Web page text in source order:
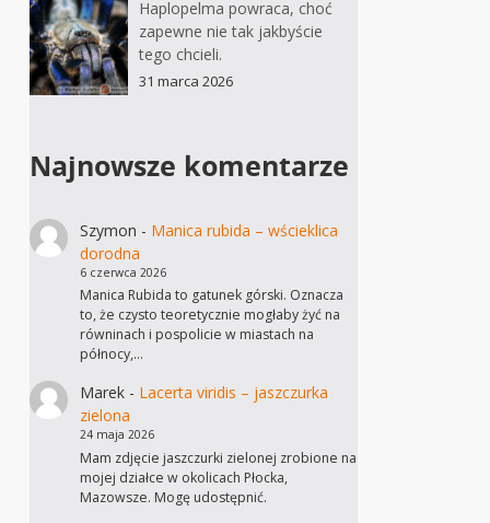
Haplopelma powraca, choć
zapewne nie tak jakbyście
tego chcieli.
31 marca 2026
Najnowsze komentarze
Szymon - Manica rubida – wścieklica
dorodna
6 czerwca 2026
Manica Rubida to gatunek górski. Oznacza
to, że czysto teoretycznie mogłaby żyć na
równinach i pospolicie w miastach na
północy,…
Marek- Lacerta viridis – jaszczurka
zielona
24 maja 2026
Mam zdjęcie jaszczurki zielonej zrobione na
mojej działce w okolicach Płocka,
Mazowsze. Mogę udostępnić.